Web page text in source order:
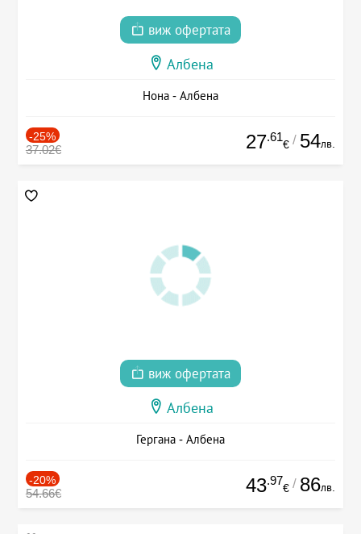
виж офертата
Албена
Нона - Албена
-25%
37.02€ 27.61
€ / 54лв.
виж офертата
Албена
Гергана - Албена
-20%
54.66€ 43.97
€ / 86лв.